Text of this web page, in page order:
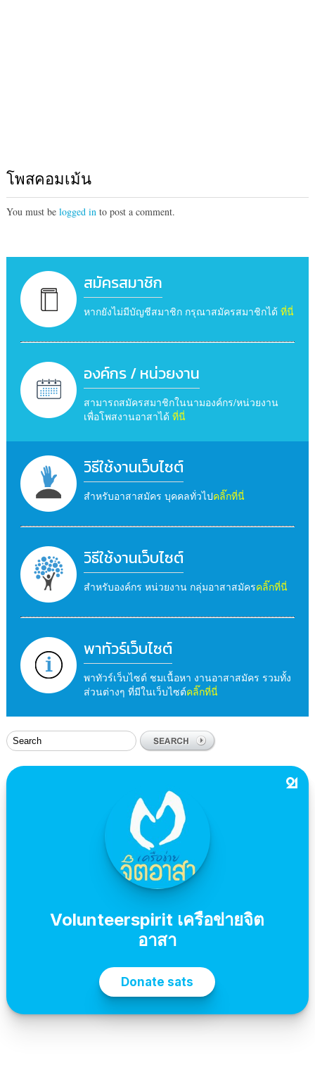
โพสคอมเม้น
You must be logged into post a comment.
สมัครสมาชิก
หากยังไม่มีบัญชีสมาชิก กรุณาสมัครสมาชิกได้ ที่นี่
องค์กร / หน่วยงาน
สามารถสมัครสมาชิกในนามองค์กร/หน่วยงาน
เพื่อโพสงานอาสาได้ ที่นี่
วิธีใช้งานเว็บไซต์
สำหรับอาสาสมัคร บุคคลทั่วไปคลิ๊กที่นี่
วิธีใช้งานเว็บไซต์
สำหรับองค์กร หน่วยงาน กลุ่มอาสาสมัครคลิ๊กที่นี่
พาทัวร์เว็บไซต์
พาทัวร์เว็บไซต์ ชมเนื้อหา งานอาสาสมัคร รวมทั้ง
ส่วนต่างๆ ที่มีในเว็บไซต์คลิ๊กที่นี่